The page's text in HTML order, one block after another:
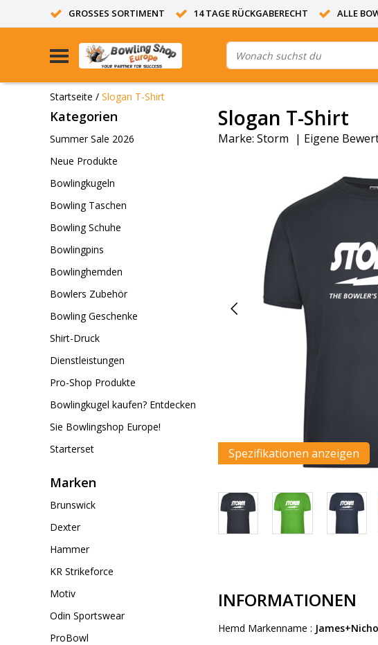
GROSSES SORTIMENT 14 TAGE RÜCKGABERECHT ALLE
Startseite / Slogan T-Shirt
Kategorien
Summer Sale 2026
Neue Produkte
Bowlingkugeln
Bowling Taschen
Bowling Schuhe
Bowlingpins
Bowlinghemden
Bowlers Zubehör
Bowling Geschenke
Shirt-Druck
Dienstleistungen
Pro-Shop Produkte
Bowlingkugel kaufen? Entdecken
Sie Bowlingshop Europe!
Starterset
Marken
Brunswick
Dexter
Hammer
KR Strikeforce
Motiv
Odin Sportswear
ProBowl
Slogan T-Shirt
Marke: Storm | Eigene
Spezifikationen anzeigen
INFORMATIONEN
Hemd Markenname :